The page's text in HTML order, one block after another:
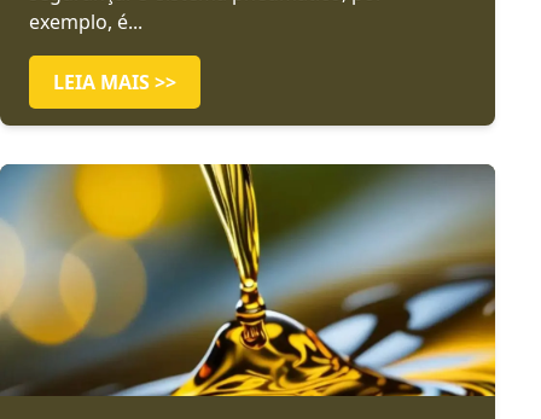
exemplo, é...
LEIA MAIS >>